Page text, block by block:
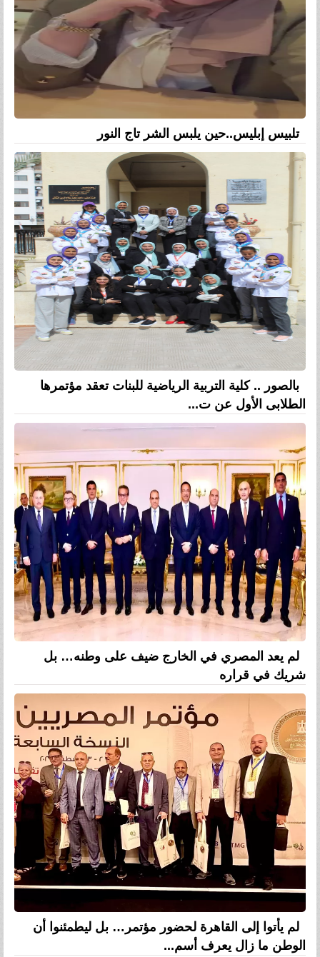
تلبيس إبليس..حين يلبس الشر تاج النور
بالصور .. كلية التربية الرياضية للبنات تعقد مؤتمرها
الطلابى الأول عن ت...
لم يعد المصري في الخارج ضيف على وطنه… بل
شريك في قراره
لم يأتوا إلى القاهرة لحضور مؤتمر… بل ليطمئنوا أن
الوطن ما زال يعرف أسم...